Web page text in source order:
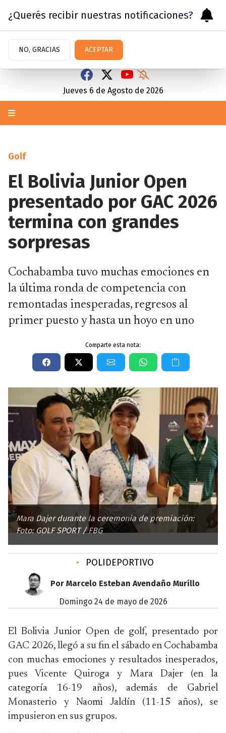
Jueves 6 de Agosto de 2026
Golf
El Bolivia Junior Open
presentado por GAC 2026
termina con grandes
sorpresas
Cochabamba tuvo muchas emociones en
la última ronda de competencia con
remontadas inesperadas, regresos al
primer puesto y hasta un hoyo en uno
Comparte esta nota:
Mara Dajer durante la ceremonia de premiación:
Foto: GOLF SPORT / FBG
• POLIDEPORTIVO
Por Marcelo Esteban Avendaño Murillo
domingo 24 de mayo de 2026
El Bolivia Junior Open de golf, presentado por
GAC 2026, llegó a su fin el sábado en Cochabamba
con muchas emociones y resultados inesperados,
pues Vicente Quiroga y Mara Dajer (en la
categoría 16-19 años), además de Gabriel
Monasterio y Naomi Jaldín (11-15 años), se
impusieron en sus grupos.
¿Querés recibir nuestras notificaciones?
NO, GRACIAS ACEPTAR